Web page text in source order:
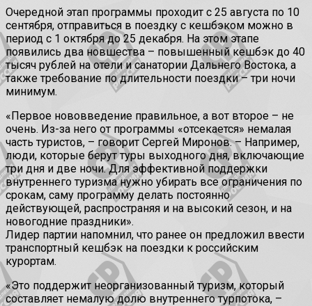
Очередной этап программы проходит с 25 августа по 10
сентября, отправиться в поездку с кешбэком можно в
период с 1 октября до 25 декабря. На этом этапе
появились два новшества – повышенный кешбэк до 40
тысяч рублей на отели и санатории Дальнего Востока, а
также требование по длительности поездки – три ночи
минимум.
«Первое нововведение правильное, а вот второе – не
очень. Из-за него от программы «отсекается» немалая
часть туристов, – говорит Сергей Миронов. – Например,
люди, которые берут туры выходного дня, включающие
три дня и две ночи. Для эффективной поддержки
внутреннего туризма нужно убирать все ограничения по
срокам, саму программу делать постоянно
действующей, распространяя и на высокий сезон, и на
новогодние праздники».
Лидер партии напомнил, что ранее он предложил ввести
транспортный кешбэк на поездки к российским
курортам.
«Это поддержит неорганизованный туризм, который
составляет немалую долю внутреннего турпотока, –